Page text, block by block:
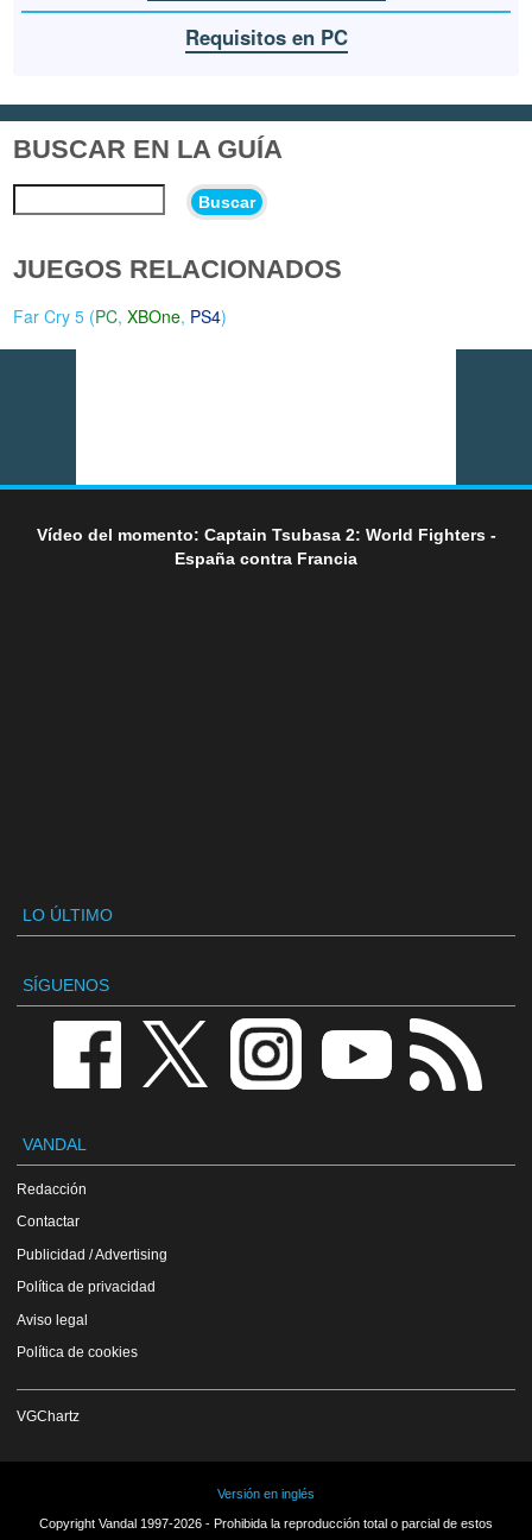
Requisitos en PC
BUSCAR EN LA GUÍA
Buscar
JUEGOS RELACIONADOS
Far Cry 5 (PC,XBOne, PS4)
Vídeo del momento: Captain Tsubasa 2: World Fighters -
España contra Francia
LO ÚLTIMO
SÍGUENOS
VANDAL
Redacción
Contactar
Publicidad / Advertising
Política de privacidad
Aviso legal
Política de cookies
VGChartz
Versión en inglés
Copyright Vandal 1997-2026 - Prohibida la reproducción total o parcial de estos